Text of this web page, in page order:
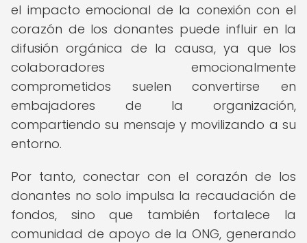
el impacto emocional de la conexión con el
corazón de los donantes puede influir en la
difusión orgánica de la causa, ya que los
colaboradores emocionalmente
comprometidos suelen convertirse en
embajadores de la organización,
compartiendo su mensaje y movilizando a su
entorno.
Por tanto, conectar con el corazón de los
donantes no solo impulsa la recaudación de
fondos, sino que también fortalece la
comunidad de apoyo de la ONG, generando